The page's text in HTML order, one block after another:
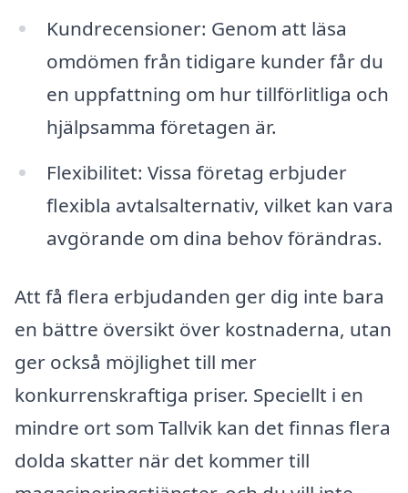
Kundrecensioner: Genom att läsa
omdömen från tidigare kunder får du
en uppfattning om hur tillförlitliga och
hjälpsamma företagen är.
Flexibilitet: Vissa företag erbjuder
flexibla avtalsalternativ, vilket kan vara
avgörande om dina behov förändras.
Att få flera erbjudanden ger dig inte bara
en bättre översikt över kostnaderna, utan
ger också möjlighet till mer
konkurrenskraftiga priser. Speciellt i en
mindre ort som Tallvik kan det finnas flera
dolda skatter när det kommer till